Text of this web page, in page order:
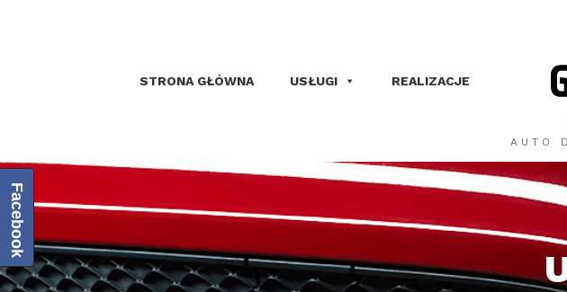
STRONA GŁÓWNA USŁUGI REALIZACJE
AUTO
Facebook